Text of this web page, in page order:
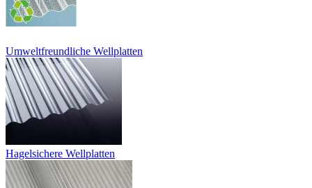
Umweltfreundliche Wellplatten
Hagelsichere Wellplatten